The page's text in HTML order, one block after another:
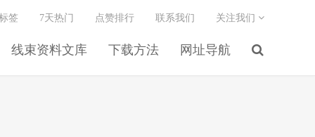
线束资料文库 下载方法 网址导航
签 7天热门 点赞排行 联系我们 关注我们